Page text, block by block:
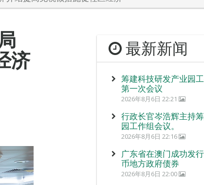
济 最新新闻
筹建科技研发产业园
第一次会议
2026年8月6日 22:21
行政长官岑浩辉主持
园工作组会议。
2026年8月6日 22:16
广东省在澳门成功发
币地方政府债券
2026年8月6日 22:00